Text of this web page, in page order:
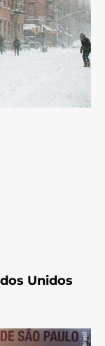
Unidos